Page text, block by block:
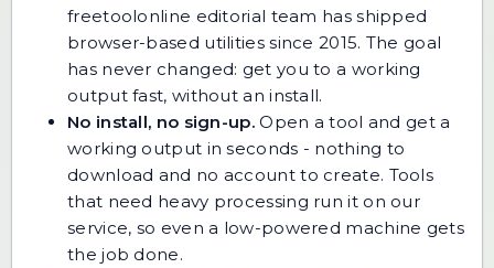
freetoolonline editorial team has shipped
browser-based utilities since 2015. The goal
has never changed: get you to a working
output fast, without an install.
No install, no sign-up.Open a tool and get a
working output in seconds - nothing to
download and no account to create. Tools
that need heavy processing run it on our
service, so even a low-powered machine gets
the job done.